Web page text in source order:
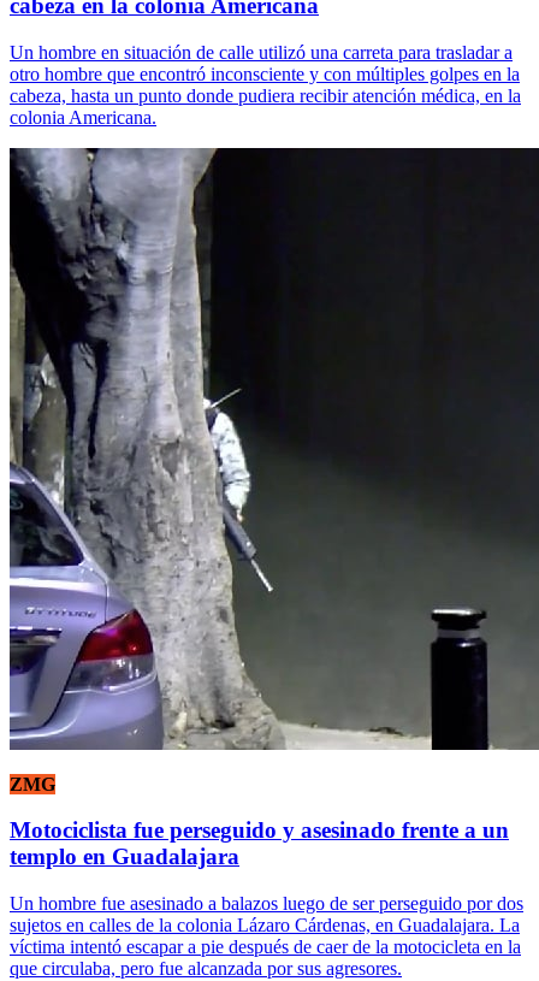
cabeza en la colonia Americana
Un hombre en situación de calle utilizó una carreta para trasladar a
otro hombre que encontró inconsciente y con múltiples golpes en la
cabeza, hasta un punto donde pudiera recibir atención médica, en la
colonia Americana.
ZMG
Motociclista fue perseguido y asesinado frente a un
templo en Guadalajara
Un hombre fue asesinado a balazos luego de ser perseguido por dos
sujetos en calles de la colonia Lázaro Cárdenas, en Guadalajara. La
víctima intentó escapar a pie después de caer de la motocicleta en la
que circulaba, pero fue alcanzada por sus agresores.